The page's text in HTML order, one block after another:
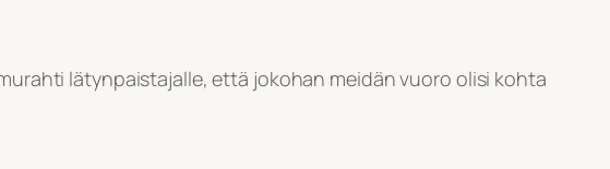
lätynpaistajalle, että jokohan meidän vuoro olisi kohta